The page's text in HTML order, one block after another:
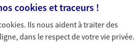
cookies et traceurs !
. Ils nous aident à traiter des
dans le respect de votre vie privée.